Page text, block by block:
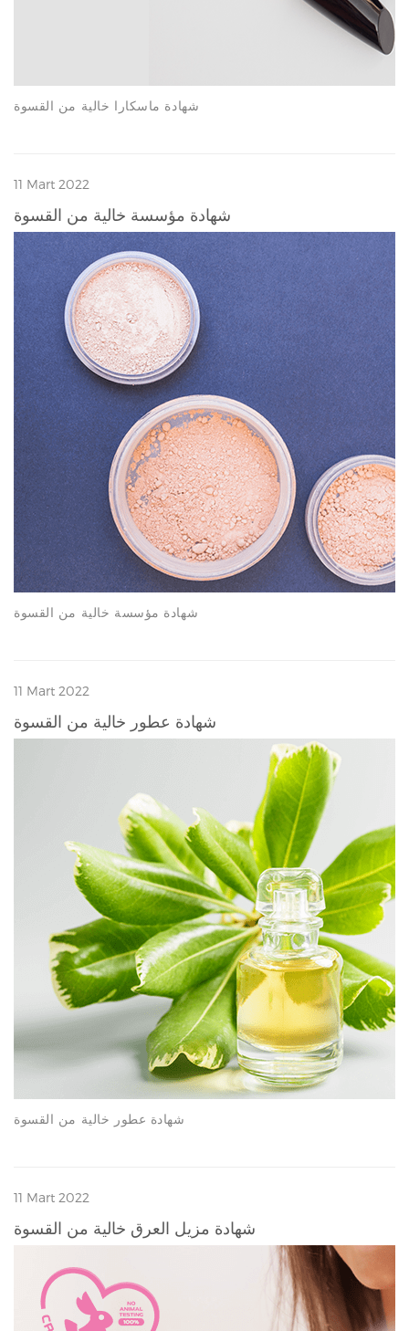
شهادة ماسكارا خالية من القسوة
11 Mart 2022
شهادة مؤسسة خالية من القسوة
شهادة مؤسسة خالية من القسوة
11 Mart 2022
شهادة عطور خالية من القسوة
شهادة عطور خالية من القسوة
11 Mart 2022
شهادة مزيل العرق خالية من القسوة